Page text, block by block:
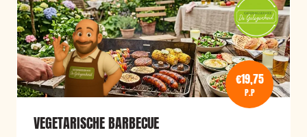
€19,75
P.P
VEGETARISCHE BARBECUE